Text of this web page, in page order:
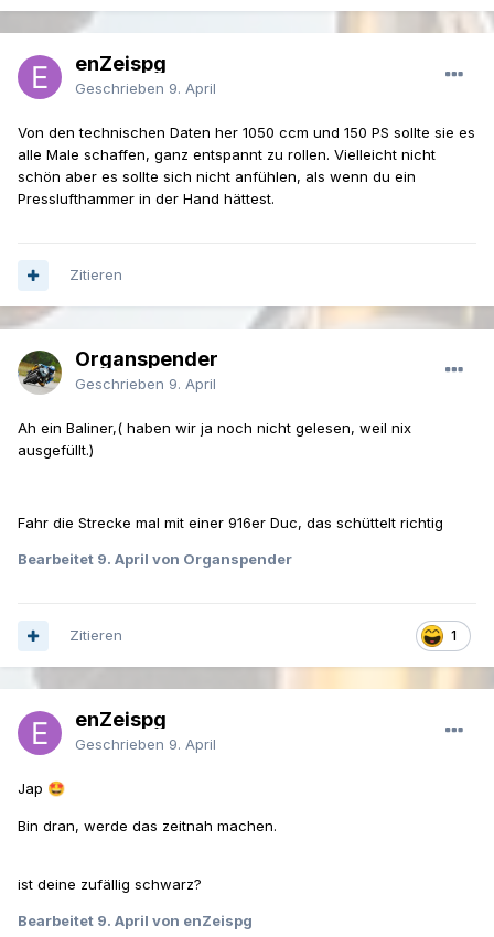
enZeispg
Geschrieben 9. April
Von den technischen Daten her 1050 ccm und 150 PS sollte sie es
alle Male schaffen, ganz entspannt zu rollen. Vielleicht nicht
schön aber es sollte sich nicht anfühlen, als wenn du ein
Presslufthammer in der Hand hättest.
Zitieren
Organspender
Geschrieben 9. April
Ah ein Baliner,( haben wir ja noch nicht gelesen, weil nix
ausgefüllt.)
Fahr die Strecke mal mit einer 916er Duc, das schüttelt richtig
Bearbeitet 9. April von Organspender
1
Zitieren
enZeispg
Geschrieben 9. April
Jap 🤩
Bin dran, werde das zeitnah machen.
ist deine zufällig schwarz?
Bearbeitet 9. April von enZeispg